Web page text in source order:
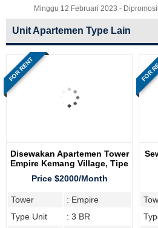
Minggu 12 Februari 2023 -
Unit Apartemen Type Lain
FOR RENT
Disewakan Apartemen Tower
Empire Kemang Village, Tipe
3 Bedroom
Price $2000/Month
Tower
: Empire
Type Unit
: 3 BR
FOR